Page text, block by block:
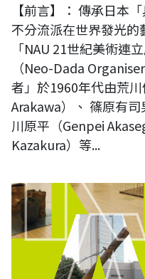
【前言】： 傳承日本
不分流派在世界發光的
「NAU 21世紀美術連
（Neo-Dada
者」於1960年代由荒
Arakawa）、 篠原有
川原平（Genpei
Kazakura）等...
日本第23回NAU21世紀美術連立